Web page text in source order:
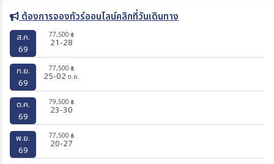
ต้องการจองทัวร์ออนไลน์คลิกที่วันเดินทาง
ส.ค.
69
77,500 ฿
21-28
ก.ย.
69
77,500 ฿
25-02 ต.ค.
ต.ค.
69
79,500 ฿
23-30
พ.ย.
69
77,500 ฿
20-27